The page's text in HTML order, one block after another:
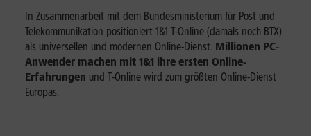
In Zusammenarbeit mit dem Bundesministerium für Post und
Telekommunikation positioniert 1&1 T-Online (damals noch BTX)
als universellen und modernen Online-Dienst. Millionen PC-
Anwender machen mit 1&1 ihre ersten Online-
Erfahrungen und T-Online wird zum größten Online-Dienst
Europas.